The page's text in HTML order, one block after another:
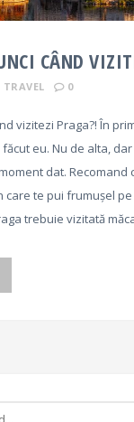
CÂND
TRAVEL 0
vizitezi Praga?! În
făcut eu. Nu de alta,
dat. Recomand
care te pui frumușel
trebuie vizitată